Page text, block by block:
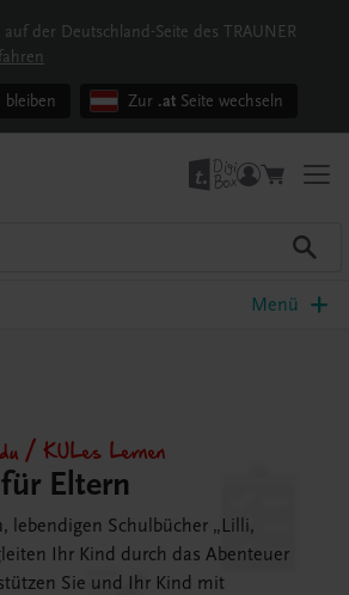
der Deutschland-Seite des TRAUNER
bleiben Zur .at Seite wechseln
Menü
/ KULes Lernen
Eltern
lebendigen Schulbücher „Lilli,
Ihr Kind durch das Abenteuer
Sie und Ihr Kind mit